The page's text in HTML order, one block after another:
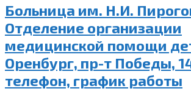
Больница им. Н.И.
Отделение организации
медицинской помощи
Оренбург, пр-т Победы,
телефон, график работы